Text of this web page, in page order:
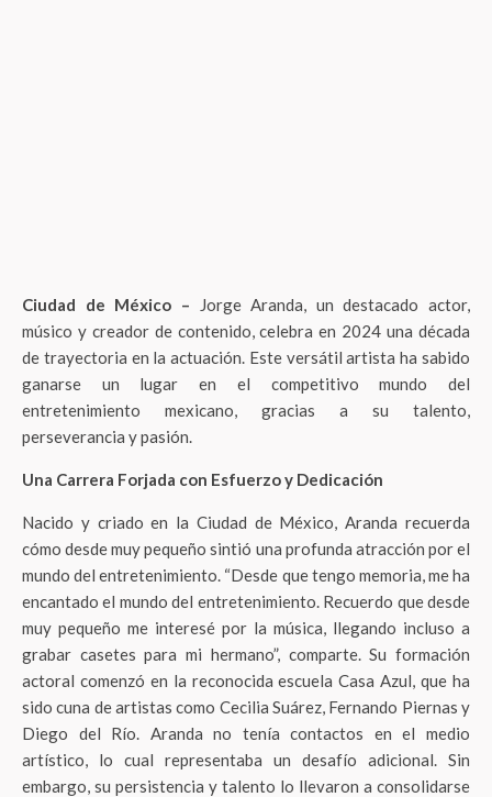
Ciudad de México – Jorge Aranda, un destacado actor,
músico y creador de contenido, celebra en 2024 una década
de trayectoria en la actuación. Este versátil artista ha sabido
ganarse un lugar en el competitivo mundo del
entretenimiento mexicano, gracias a su talento,
perseverancia y pasión.
Una Carrera Forjada con Esfuerzo y Dedicación
Nacido y criado en la Ciudad de México, Aranda recuerda
cómo desde muy pequeño sintió una profunda atracción por el
mundo del entretenimiento. “Desde que tengo memoria, me ha
encantado el mundo del entretenimiento. Recuerdo que desde
muy pequeño me interesé por la música, llegando incluso a
grabar casetes para mi hermano”, comparte. Su formación
actoral comenzó en la reconocida escuela Casa Azul, que ha
sido cuna de artistas como Cecilia Suárez, Fernando Piernas y
Diego del Río. Aranda no tenía contactos en el medio
artístico, lo cual representaba un desafío adicional. Sin
embargo, su persistencia y talento lo llevaron a consolidarse